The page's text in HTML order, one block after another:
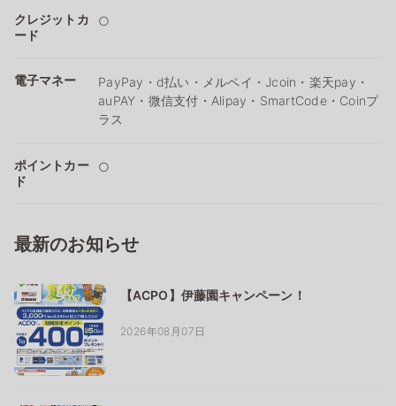
クレジットカ
ード
○
電子マネー
PayPay・d払い・メルペイ・Jcoin・楽天pay・
auPAY・微信支付・Alipay・SmartCode・Coinプ
ラス
ポイントカー
ド
○
最新のお知らせ
【ACPO】伊藤園キャンペーン！
2026年08月07日